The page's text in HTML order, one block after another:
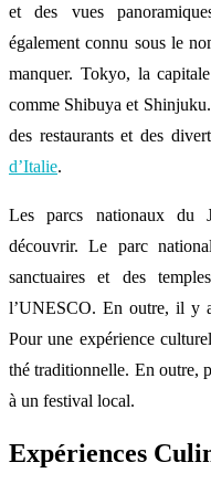
et des vues
également connu sous le
manquer. Tokyo, la
comme Shibuya et
des restaurants et des
d’Italie.
Les parcs nationaux du
découvrir. Le parc
sanctuaires et des
l’UNESCO. En outre, il y
Pour une expérience
thé traditionnelle. En outre,
à un festival local.
Expériences